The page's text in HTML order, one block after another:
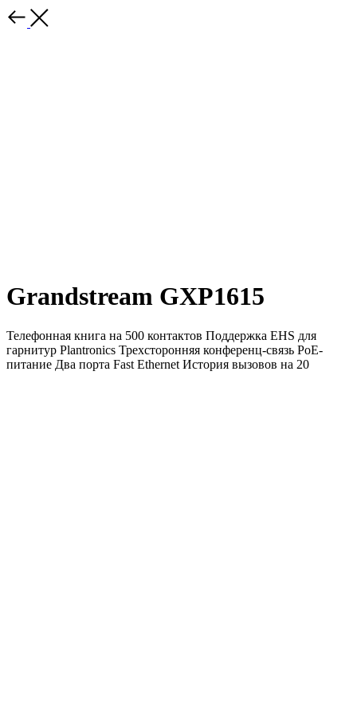
Grandstream GXP1615
Телефонная книга на 500 контактов Поддержка EHS для
гарнитур Plantronics Трехсторонняя конференц-связь PoE-
питание Два порта Fast Ethernet История вызовов на 20